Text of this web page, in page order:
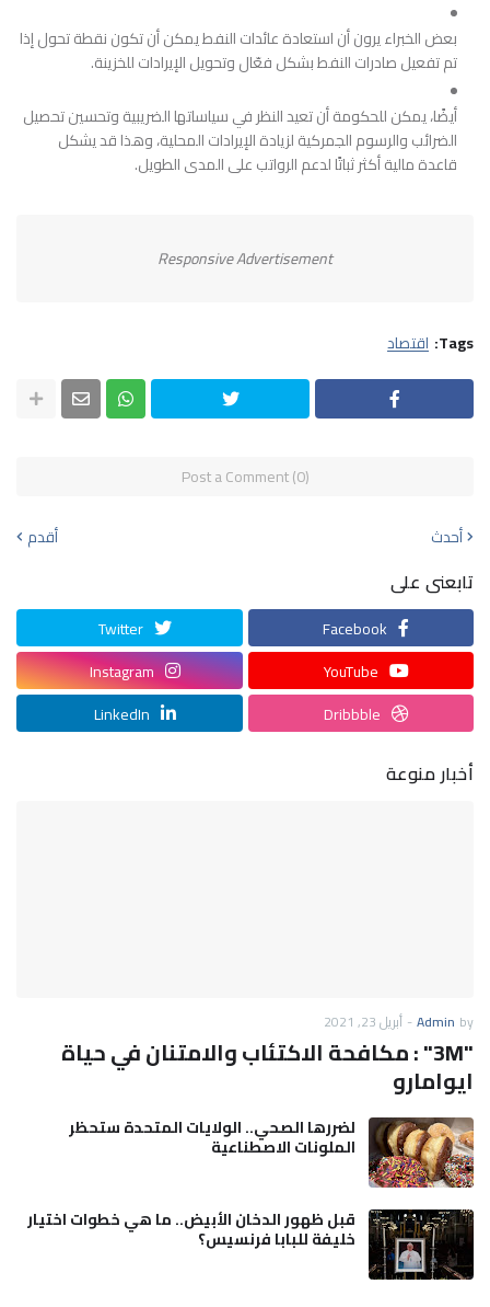
بعض الخبراء يرون أن استعادة عائدات النفط يمكن أن تكون نقطة تحول إذا
تم تفعيل صادرات النفط بشكل فعّال وتحويل الإيرادات للخزينة.
أيضًا، يمكن للحكومة أن تعيد النظر في سياساتها الضريبية وتحسين تحصيل
الضرائب والرسوم الجمركية لزيادة الإيرادات المحلية، وهذا قد يشكل
قاعدة مالية أكثر ثباتًا لدعم الرواتب على المدى الطويل.
Responsive Advertisement
Tags: اقتصاد
Post a Comment (0)
أحدث أقدم
تابعنى على
Facebook
Twitter
YouTube
Instagram
Dribbble
LinkedIn
أخبار منوعة
by
Admin
- أبريل 23, 2021
"3M" : مكافحة الاكتئاب والامتنان في حياة
ايوامارو
لضررها الصحي.. الولايات المتحدة ستحظر
الملونات الاصطناعية
قبل ظهور الدخان الأبيض.. ما هي خطوات اختيار
خليفة للبابا فرنسيس؟